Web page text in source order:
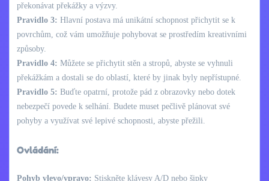
překonávat překážky a výzvy.
Pravidlo 3: Hlavní postava má unikátní schopnost přichytit se k
povrchům, což vám umožňuje pohybovat se prostředím kreativními
způsoby.
Pravidlo 4: Můžete se přichytit stěn a stropů, abyste se vyhnuli
překážkám a dostali se do oblastí, které by jinak byly nepřístupné.
Pravidlo 5: Buďte opatrní, protože pád z obrazovky nebo dotek
nebezpečí povede k selhání. Budete muset pečlivě plánovat své
pohyby a využívat své lepivé schopnosti, abyste přežili.
Ovládání:
Pohyb vlevo/vpravo: Stiskněte klávesy A/D nebo šipky